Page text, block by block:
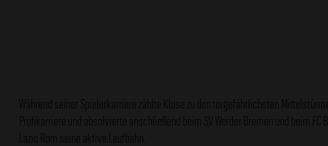
Während seiner Spielerkarriere zählte Klose zu den torgefährlichsten
Profikarriere und absolvierte anschließend beim SV Werder Bremen und beim
Lazio Rom seine aktive Laufbahn.